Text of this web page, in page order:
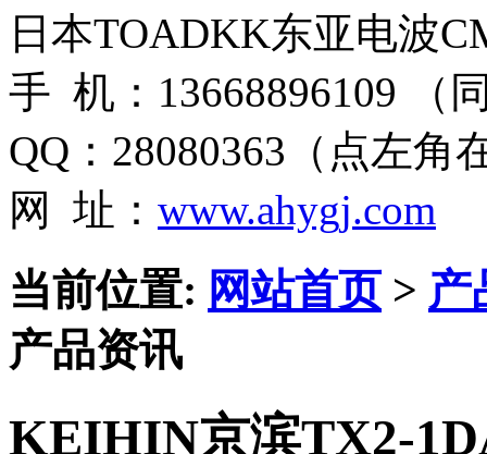
日本TOADKK东亚电波
手 机：13668896109 （
QQ：28080363（点左角
网 址： www.ahygj.com
当前位置: 网站首页> 产
产品资讯
KEIHIN京滨TX2-